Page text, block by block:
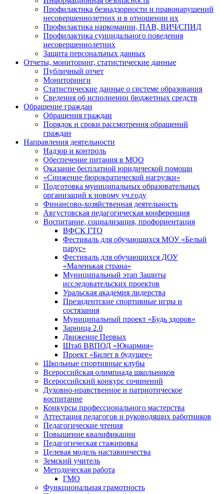
Профилактика безнадзорности и правонарушений
несовершеннолетних и в отношении их
Профилактика наркомании, ПАВ, ВИЧ/СПИД
Профилактика суицидального поведения
несовершеннолетних
Защита персональных данных
Отчеты, мониторинг, статистические данные
Публичный отчет
Мониторинги
Статистические данные о системе образования
Сведения об исполнении бюджетных средств
Обращение граждан
Обращения граждан
Порядок и сроки рассмотрения обращений
граждан
Направления деятельности
Надзор и контроль
Обеспечение питания в МОО
Оказание бесплатной юридической помощи
«Снижение бюрократической нагрузки»
Подготовка муниципальных образовательных
организаций к новому уч.году
Финансово-хозяйственная деятельность
Августовская педагогическая конференция
Воспитание, социализация, профориентация
ВФСК ГТО
Фестиваль для обучающихся МОУ «Белый
парус»
Фестиваль для обучающихся ДОУ
«Маленькая страна»
Муниципальный этап Защиты
исследовательских проектов
Уральская академия лидерства
Президентские спортивные игры и
состязания
Муниципальный проект «Будь здоров»
Зарница 2.0
Движение Первых
Штаб ВВПОД «Юнармия»
Проект «Билет в будущее»
Школьные спортивные клубы
Всероссийская олимпиада школьников
Всероссийский конкурс сочинений
Духовно-нравственное и патриотическое
воспитание
Конкурсы профессионального мастерства
Аттестация педагогов и руководящих работников
Педагогические чтения
Повышение квалификации
Педагогическая стажировка
Целевая модель наставничества
Земский учитель
Методическая работа
ГМО
Функциональная грамотность